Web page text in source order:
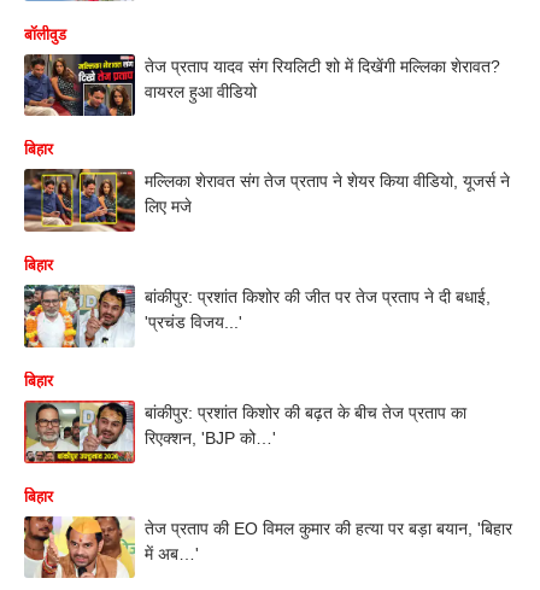
बॉलीवुड
तेज प्रताप यादव संग रियलिटी शो में दिखेंगी मल्लिका शेरावत?
वायरल हुआ वीडियो
बिहार
मल्लिका शेरावत संग तेज प्रताप ने शेयर किया वीडियो, यूजर्स ने
लिए मजे
बिहार
बांकीपुर: प्रशांत किशोर की जीत पर तेज प्रताप ने दी बधाई,
'प्रचंड विजय...'
बिहार
बांकीपुर: प्रशांत किशोर की बढ़त के बीच तेज प्रताप का
रिएक्शन, 'BJP को…'
बिहार
तेज प्रताप की EO विमल कुमार की हत्या पर बड़ा बयान, 'बिहार
में अब…'